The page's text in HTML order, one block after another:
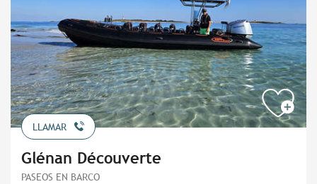
LLAMAR
Glénan Découverte
PASEOS EN BARCO